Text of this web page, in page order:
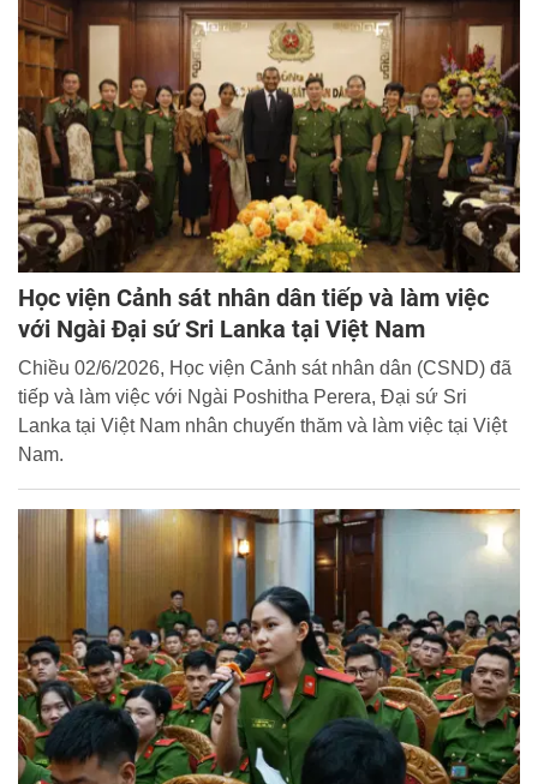
Học viện Cảnh sát nhân dân tiếp và làm việc
với Ngài Đại sứ Sri Lanka tại Việt Nam
Chiều 02/6/2026, Học viện Cảnh sát nhân dân (CSND) đã
tiếp và làm việc với Ngài Poshitha Perera, Đại sứ Sri
Lanka tại Việt Nam nhân chuyến thăm và làm việc tại Việt
Nam.